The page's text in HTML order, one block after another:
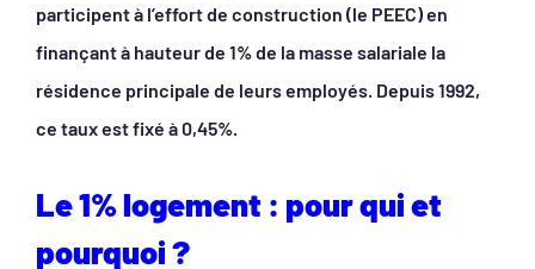
participent à l’effort de construction (le PEEC) en
finançant à hauteur de 1% de la masse salariale la
résidence principale de leurs employés. Depuis 1992,
ce taux est fixé à 0,45%.
Le 1% logement : pour qui et
pourquoi ?